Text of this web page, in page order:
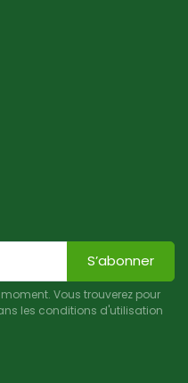
S’abonner
Vous trouverez pour
les conditions d'utilisation